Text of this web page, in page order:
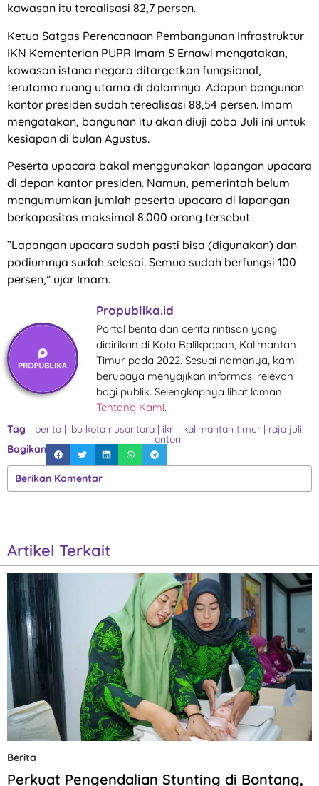
kawasan itu terealisasi 82,7 persen.
Ketua Satgas Perencanaan Pembangunan Infrastruktur
IKN Kementerian PUPR Imam S Ernawi mengatakan,
kawasan istana negara ditargetkan fungsional,
terutama ruang utama di dalamnya. Adapun bangunan
kantor presiden sudah terealisasi 88,54 persen. Imam
mengatakan, bangunan itu akan diuji coba Juli ini untuk
kesiapan di bulan Agustus.
Peserta upacara bakal menggunakan lapangan upacara
di depan kantor presiden. Namun, pemerintah belum
mengumumkan jumlah peserta upacara di lapangan
berkapasitas maksimal 8.000 orang tersebut.
”Lapangan upacara sudah pasti bisa (digunakan) dan
podiumnya sudah selesai. Semua sudah berfungsi 100
persen,” ujar Imam.
Propublika.id
Portal berita dan cerita rintisan yang
didirikan di Kota Balikpapan, Kalimantan
Timur pada 2022. Sesuai namanya, kami
berupaya menyajikan informasi relevan
bagi publik. Selengkapnya lihat laman
Tentang Kami.
Tag berita | ibu kota nusantara | ikn | kalimantan timur | raja juli
antoni
Bagikan
Berikan Komentar
Artikel Terkait
Berita
Perkuat Pengendalian Stunting di Bontang,